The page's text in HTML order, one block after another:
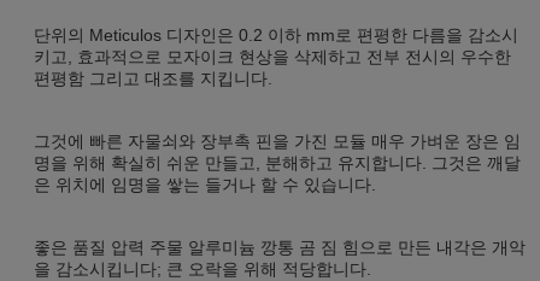
단위의 Meticulos 디자인은 0.2 이하 mm로 편평한 다름을 감소시
키고, 효과적으로 모자이크 현상을 삭제하고 전부 전시의 우수한
편평함 그리고 대조를 지킵니다.
그것에 빠른 자물쇠와 장부촉 핀을 가진 모듈 매우 가벼운 장은 임
명을 위해 확실히 쉬운 만들고, 분해하고 유지합니다. 그것은 깨달
은 위치에 임명을 쌓는 들거나 할 수 있습니다.
좋은 품질 압력 주물 알루미늄 깡통 곰 짐 힘으로 만든 내각은 개악
을 감소시킵니다; 큰 오락을 위해 적당합니다.